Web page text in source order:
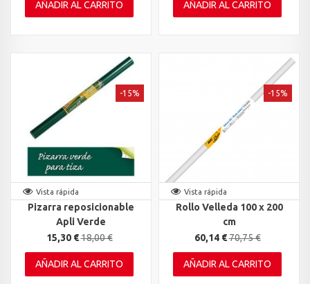
AÑADIR AL CARRITO AÑADIR AL CARRITO
Vista rápida
Pizarra reposicionable
Apli Verde
15,30 €18,00 €
-15%
AÑADIR AL CARRITO
Vista rápida
Rollo Velleda 100 x 200
cm
60,14 €70,75 €
-15%
AÑADIR AL CARRITO